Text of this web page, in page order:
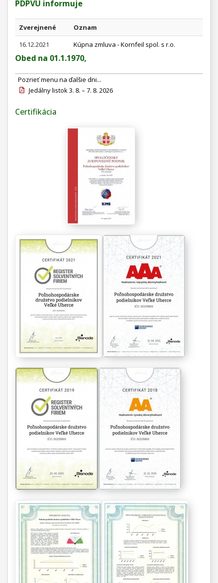
PDPVU informuje
Zverejnené
Oznam
16.12.2021
Kúpna zmluva - Kornfeil spol. s r.o.
Obed na 01.1.1970,
Pozrieť menu na ďalšie dni...
Jedálny listok 3. 8. – 7. 8. 2026
Certifikácia